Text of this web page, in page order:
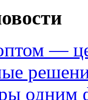
—
одним